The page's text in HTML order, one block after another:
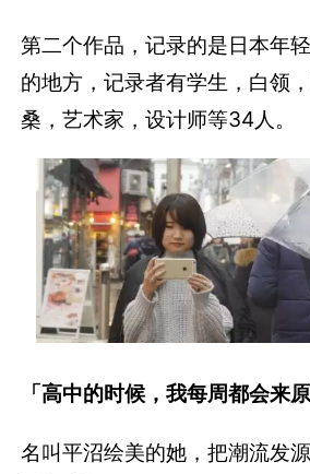
第二个作品，记录的是日本年
的地方，记录者有学生，白领
桑，艺术家，设计师等34人。
「高中的时候，我每周都会来
名叫平沼绘美的她，把潮流发